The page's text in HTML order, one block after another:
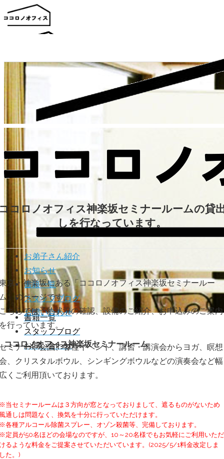
お弟子さん紹介
お知らせ
スタッフブログ
お問い合わせ
お弟子さん紹介
お知らせ
書籍一覧
スタッフブログ
お問い合わせ
お弟子さん紹介
お知らせ
書籍一覧
スタッフブログ
お問い合わせ
ココロノオフィス神楽坂セミナールーム
コロノオフィス神楽坂セミナールームの貸
しを行なっています。
京・神楽坂にある「ココロノオフィス神楽坂セミナールー
」のページです。
ちらでは予約状況の確認、設備のご紹介、お申込みのご案内
行っています。
ミナーや会議、各種イベント、講習・講演会からヨガ、瞑想
、クリスタルボウル、シンギングボウルなどの演奏会など幅
くご利用頂いております。
当セミナールームは３方向が窓となっておりまして、遮るものがないため
通しは問題なく、換気を十分に行っていただけます。
各種アルコール除菌スプレー、オゾン殺菌等、完備しております。
定員が50名ほどの会場なのですが、10～20名様でもお気軽にご利用いただ
るような料金をご提案させていただいています。(2025/5/1料金改定しま
た。)